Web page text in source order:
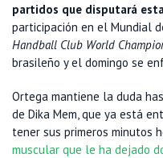
partidos que disputará
participación en el Mundial
Handball Club World
brasileño y el domingo se
Ortega mantiene la duda
de Dika Mem, que ya está
tener sus primeros minutos
muscular que le ha dejado